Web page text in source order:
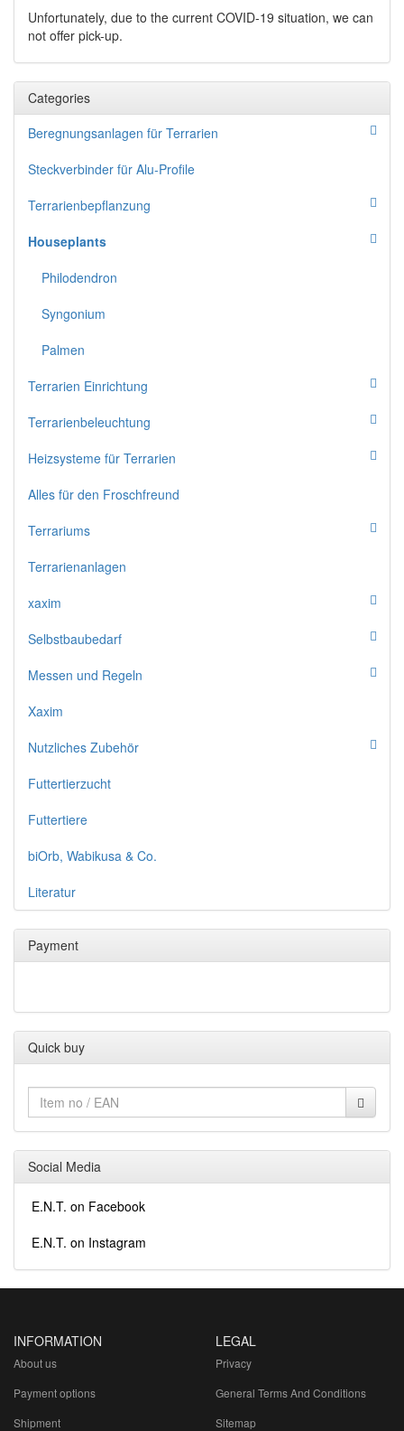
Unfortunately, due to the current COVID-19 situation, we can
not offer pick-up.
Categories
Beregnungsanlagen für Terrarien
Steckverbinder für Alu-Profile
Terrarienbepflanzung
Houseplants
Philodendron
Syngonium
Palmen
Terrarien Einrichtung
Terrarienbeleuchtung
Heizsysteme für Terrarien
Alles für den Froschfreund
Terrariums
Terrarienanlagen
xaxim
Selbstbaubedarf
Messen und Regeln
Xaxim
Nutzliches Zubehör
Futtertierzucht
Futtertiere
biOrb, Wabikusa & Co.
Literatur
Payment
Quick buy
Social Media
E.N.T. on Facebook
E.N.T. on Instagram
INFORMATION
About us
Payment options
Shipment
LEGAL
Privacy
General Terms And Conditions
Sitemap